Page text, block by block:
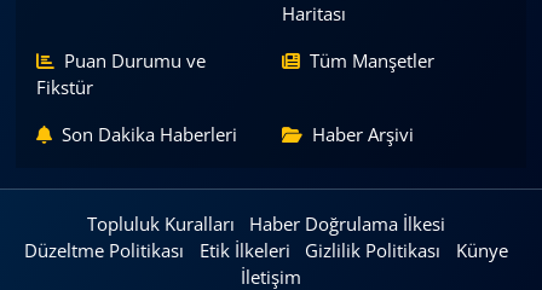
Haritası
Puan Durumu ve
Fikstür
Tüm Manşetler
Son Dakika Haberleri Haber Arşivi
Topluluk Kuralları
Haber Doğrulama İlkesi
Düzeltme Politikası
Etik İlkeleri Gizlilik Politikası
Künye
İletişim